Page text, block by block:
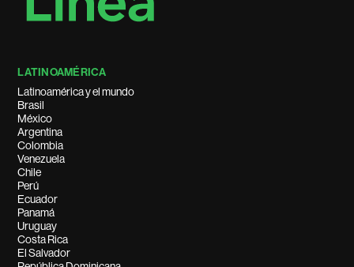
LATINOAMÉRICA
Latinoamérica y el mundo
Brasil
México
Argentina
Colombia
Venezuela
Chile
Perú
Ecuador
Panamá
Uruguay
Costa Rica
El Salvador